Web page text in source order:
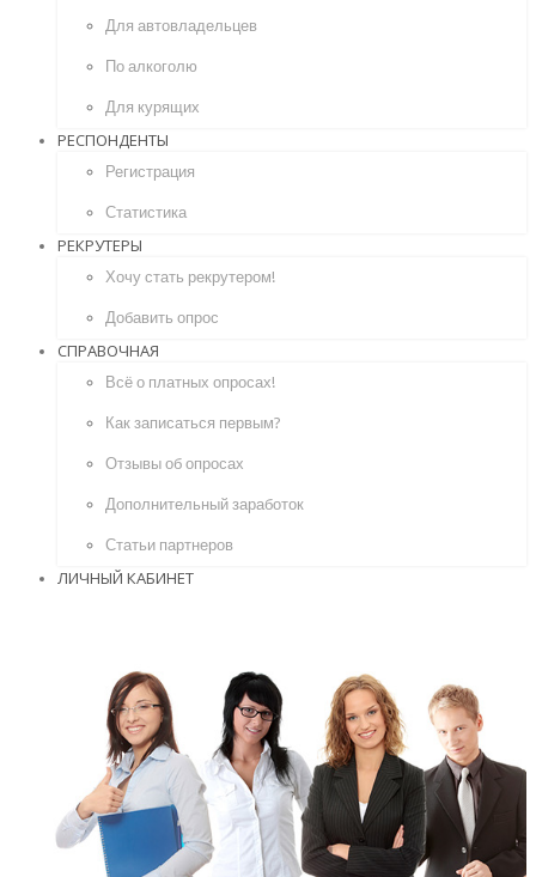
Для автовладельцев
По алкоголю
Для курящих
РЕСПОНДЕНТЫ
Регистрация
Статистика
РЕКРУТЕРЫ
Хочу стать рекрутером!
Добавить опрос
СПРАВОЧНАЯ
Всё о платных опросах!
Как записаться первым?
Отзывы об опросах
Дополнительный заработок
Статьи партнеров
ЛИЧНЫЙ КАБИНЕТ